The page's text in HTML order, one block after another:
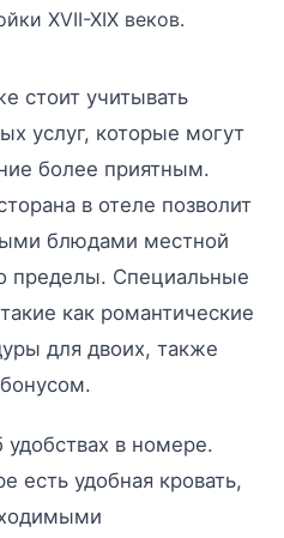
XVII-XIX веков.
стоит учитывать
услуг, которые могут
более приятным.
в отеле позволит
блюдами местной
пределы. Специальные
как романтические
для двоих, также
в номере.
есть удобная кровать,